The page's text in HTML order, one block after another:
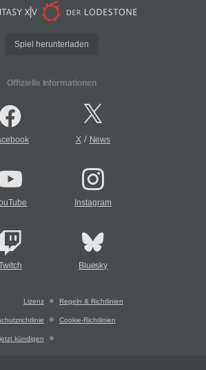
Spiel herunterladen
Offizielle Informationen
X/ News
Instagram
Bluesky
Lizenz Regeln & Richtlinien
Cookie-Richtlinien
kündigen